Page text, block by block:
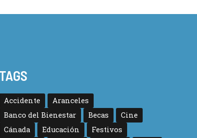
TAGS
Accidente
Aranceles
Banco del Bienestar
Becas
Cine
Cánada
Educación Festivos